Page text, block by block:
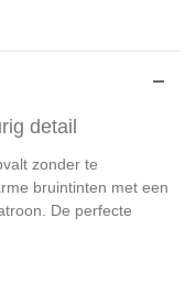
detail
zonder te
bruintinten met een
De perfecte